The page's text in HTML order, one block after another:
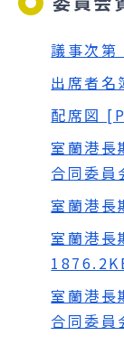
議事次
出席者
配席図
室蘭港長
合同委
室蘭港長
室蘭港長
室蘭港長
合同委